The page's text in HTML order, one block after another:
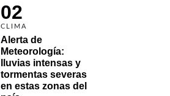
02
CLIMA
Alerta de
Meteorología:
lluvias intensas y
tormentas severas
en estas zonas del